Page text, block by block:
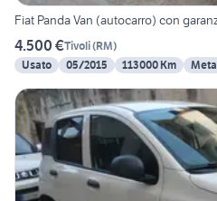
Fiat Panda Van (autocarro) con
4.500 €Tivoli(RM)
Usato
05/2015 113000 Km